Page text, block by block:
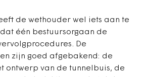
de wethouder wel iets aan te
dat één bestuursorgaan de
De
zijn goed afgebakend: de
ontwerp van de tunnelbuis, de